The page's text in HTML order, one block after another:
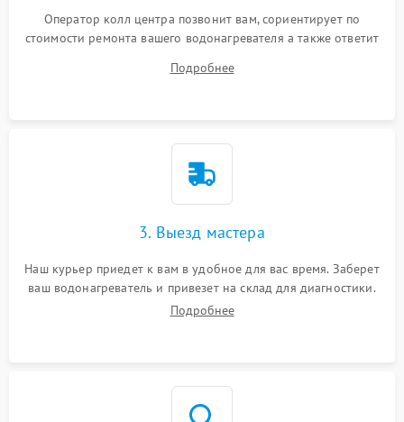
Оператор колл центра позвонит вам, сориентирует по
стоимости ремонта вашего водонагревателя а также ответит
Подробнее
3. Выезд мастера
Наш курьер приедет к вам в удобное для вас время. Заберет
ваш водонагреватель и привезет на склад для диагностики.
Подробнее